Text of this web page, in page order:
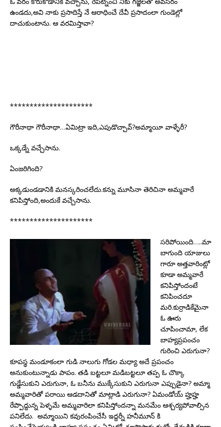
ఉండదు,అవి నాకు ప్రసాదిస్తే నే ఆరాధించే దేవీ ప్రసాదంలా గుండెల్లో
దాచుకుంటాను. ఆ వరమిస్తావా?
*********************
గౌరీనాథా గౌరీనాథా…ఏమిట్రా ఇది,ఎపుడొచ్చావ్?అమ్మాయీ వాళ్ళేరీ?
ఒక్కడ్నే వచ్చేసాను.
ఏంజరిగింది?
అక్కడుండడానికి మనస్కరించలేదు.కన్ను మూసినా తెరిచినా అమ్మవారే
కనిపిస్తోంది,అందుకే వచ్చేసాను.
*********************
సరిపోయింది…..మా
బాగుంది యాజులు
గారూ అత్తవారింట్లో
కూడా అమ్మవారే
కనిపిస్తోందంటే
కనిపించదూ
మరి.కుర్రాడికేమైనా
ఓ ఊరు
చూపించామా, లేక
బాహ్యప్రపంచం
గురించి ఎరుగునా?
కూపస్థ మండూకంలా గుడి నాలుగు గోడల మధ్యా అదే ప్రపంచం
అనుకుంటున్నాడు పాపం. తడి బట్టలూ మడిబట్టలూ తప్ప ఓ చొక్కా
గుడ్డేసుకుని ఎరుగునా, ఓ బనీను ముక్కేసుకుని ఎరుగునా ఎప్పుడైనా? అమ్మా
అమ్మవారితో పరాయి ఆడదానితో మాట్లాడి ఎరుగునా? ఏమండోయ్ హ్హహ్హ
రేప్పొద్దున్న పెళ్ళమే అమ్మవారిలా కనిపిస్తోందన్నా మనమేం ఆశ్చర్యపోవాల్సిన
పనిలేదు. అమ్మాయిని కవురంపించేసీ ఇద్దర్నీ హనీమూన్ కి